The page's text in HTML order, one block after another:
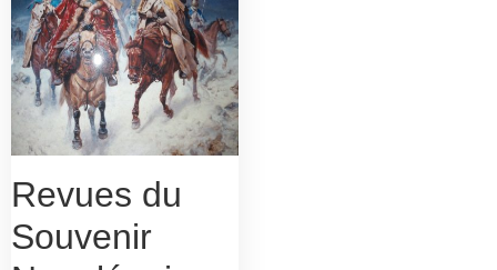
Revues du
Souvenir